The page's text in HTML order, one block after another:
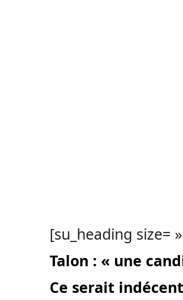
[su_heading size=
Talon : « une
Ce serait